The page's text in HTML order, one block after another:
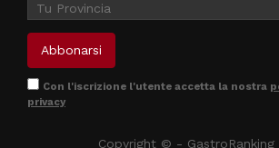
Con l'iscrizione l'utente accetta la nostra
privacy
Copyright © - GastroRanking